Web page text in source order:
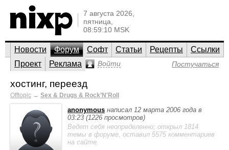
7 августа 2026,
пятница,
08:59:10 MSK
Новости Форум Софт Статьи Рецепты
Ссылки
Проект
Реклама Войти Постучаться
хостинг, переезд
Offtopic → Sex & Drugs & Rock’N'Roll
anonymous написал 12 марта 2006 года в
03:23 (1226 просмотров)
Ведет себя неопределенно; открыл 1814
темы в форуме, оставил 5575 комментариев
на сайте.